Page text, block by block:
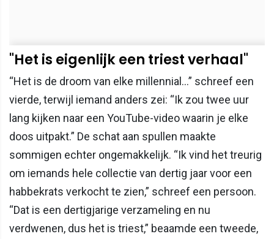
"Het is eigenlijk een triest verhaal"
“Het is de droom van elke millennial…” schreef een
vierde, terwijl iemand anders zei: “Ik zou twee uur
lang kijken naar een YouTube-video waarin je elke
doos uitpakt.” De schat aan spullen maakte
sommigen echter ongemakkelijk. “Ik vind het treurig
om iemands hele collectie van dertig jaar voor een
habbekrats verkocht te zien,” schreef een persoon.
“Dat is een dertigjarige verzameling en nu
verdwenen, dus het is triest,” beaamde een tweede,